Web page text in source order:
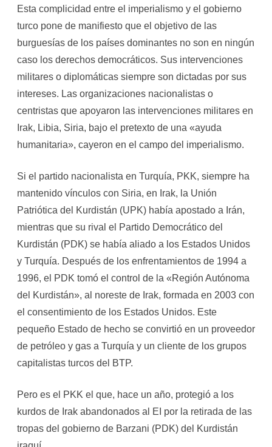
Esta complicidad entre el imperialismo y el gobierno
turco pone de manifiesto que el objetivo de las
burguesías de los países dominantes no son en ningún
caso los derechos democráticos. Sus intervenciones
militares o diplomáticas siempre son dictadas por sus
intereses. Las organizaciones nacionalistas o
centristas que apoyaron las intervenciones militares en
Irak, Libia, Siria, bajo el pretexto de una «ayuda
humanitaria», cayeron en el campo del imperialismo.
Si el partido nacionalista en Turquía, PKK, siempre ha
mantenido vínculos con Siria, en Irak, la Unión
Patriótica del Kurdistán (UPK) había apostado a Irán,
mientras que su rival el Partido Democrático del
Kurdistán (PDK) se había aliado a los Estados Unidos
y Turquía. Después de los enfrentamientos de 1994 a
1996, el PDK tomó el control de la «Región Autónoma
del Kurdistán», al noreste de Irak, formada en 2003 con
el consentimiento de los Estados Unidos. Este
pequeño Estado de hecho se convirtió en un proveedor
de petróleo y gas a Turquía y un cliente de los grupos
capitalistas turcos del BTP.
Pero es el PKK el que, hace un año, protegió a los
kurdos de Irak abandonados al EI por la retirada de las
tropas del gobierno de Barzani (PDK) del Kurdistán